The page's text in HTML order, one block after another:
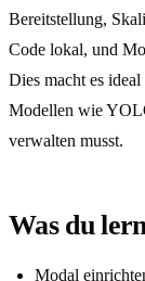
Bereitstellung,
Code lokal, und
Dies macht es
Modellen wie
verwalten musst.
Was du
Modal